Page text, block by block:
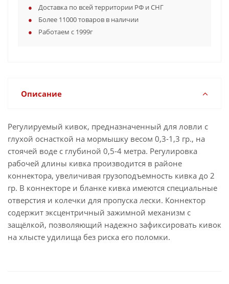
Доставка по всей территории РФ и СНГ
Более 11000 товаров в наличии
Работаем с 1999г
Описание
Регулируемый кивок, предназначенный для ловли с
глухой оснасткой на мормышку весом 0,3-1,3 гр., на
стоячей воде с глубиной 0,5-4 метра. Регулировка
рабочей длины кивка производится в районе
коннектора, увеличивая грузоподъемность кивка до 2
гр. В коннекторе и бланке кивка имеются специальные
отверстия и колечки для пропуска лески. Коннектор
содержит эксцентричный зажимной механизм с
защёлкой, позволяющий надежно зафиксировать кивок
на хлысте удилища без риска его поломки.